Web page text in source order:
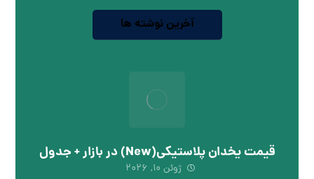
آخرین نوشته ها
قیمت یخدان پلاستیکی(New) در بازار + جدول
ژوئن ۱۰, ۲۰۲۶